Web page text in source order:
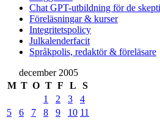
Chat GPT-utbildning för de
Föreläsningar & kurser
Integritetspolicy
Julkalenderfacit
Språkpolis, redaktör & föreläsare
Sidopanel
december 2005
M T O T F L
S
1
2 3
4
5
6 7 8 9 10 11